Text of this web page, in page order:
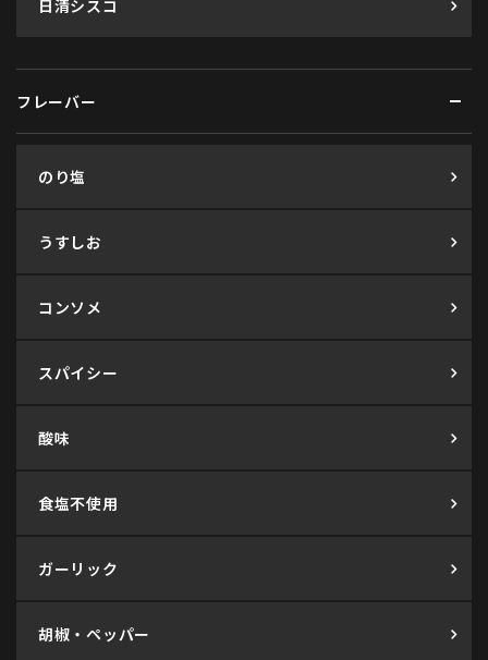
日清シスコ
フレーバー
のり塩
うすしお
コンソメ
スパイシー
酸味
食塩不使用
ガーリック
胡椒・ペッパー